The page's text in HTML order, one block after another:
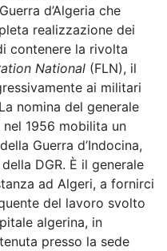
d’Algeria che
realizzazione dei
contenere la rivolta
National (FLN), il
ai militari
nomina del generale
1956 mobilita un
Guerra d’Indocina,
DGR. È il generale
ad Algeri, a fornirci
del lavoro svolto
algerina, in
presso la sede